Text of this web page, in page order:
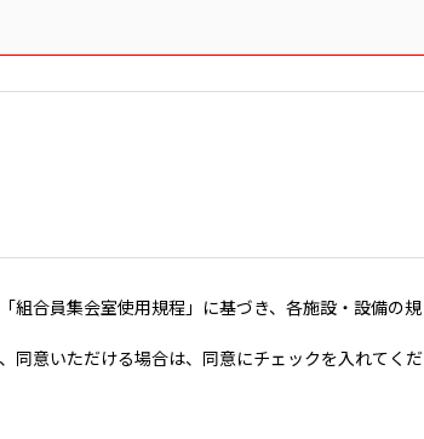
組合員集会室使用規程」に基づき、各施設・設備の規
同意いただける場合は、同意にチェックを入れてくだ